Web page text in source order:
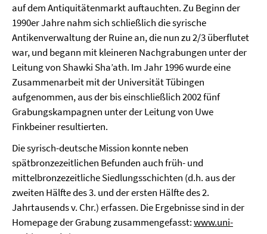
auf dem Antiquitätenmarkt auftauchten. Zu Beginn der
1990er Jahre nahm sich schließlich die syrische
Antikenverwaltung der Ruine an, die nun zu 2/3 überflutet
war, und begann mit kleineren Nachgrabungen unter der
Leitung von Shawki Sha’ath. Im Jahr 1996 wurde eine
Zusammenarbeit mit der Universität Tübingen
aufgenommen, aus der bis einschließlich 2002 fünf
Grabungskampagnen unter der Leitung von Uwe
Finkbeiner resultierten.
Die syrisch-deutsche Mission konnte neben
spätbronzezeitlichen Befunden auch früh- und
mittelbronzezeitliche Siedlungsschichten (d.h. aus der
zweiten Hälfte des 3. und der ersten Hälfte des 2.
Jahrtausends v. Chr.) erfassen. Die Ergebnisse sind in der
Homepage der Grabung zusammengefasst:www.uni-